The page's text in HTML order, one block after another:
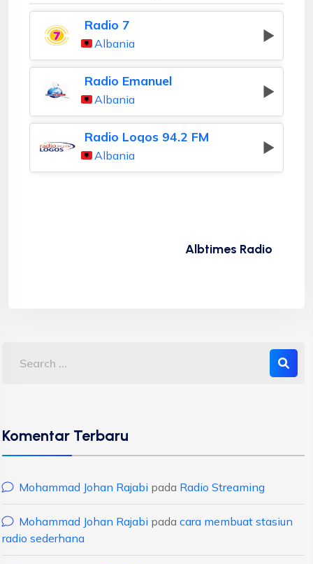
Radio 7
Albania
Radio Emanuel
Albania
Radio Logos 94.2 FM
Albania
Albtimes Radio
Komentar Terbaru
Mohammad Johan Rajabi pada Radio Streaming
Mohammad Johan Rajabi pada cara membuat stasiun
radio sederhana